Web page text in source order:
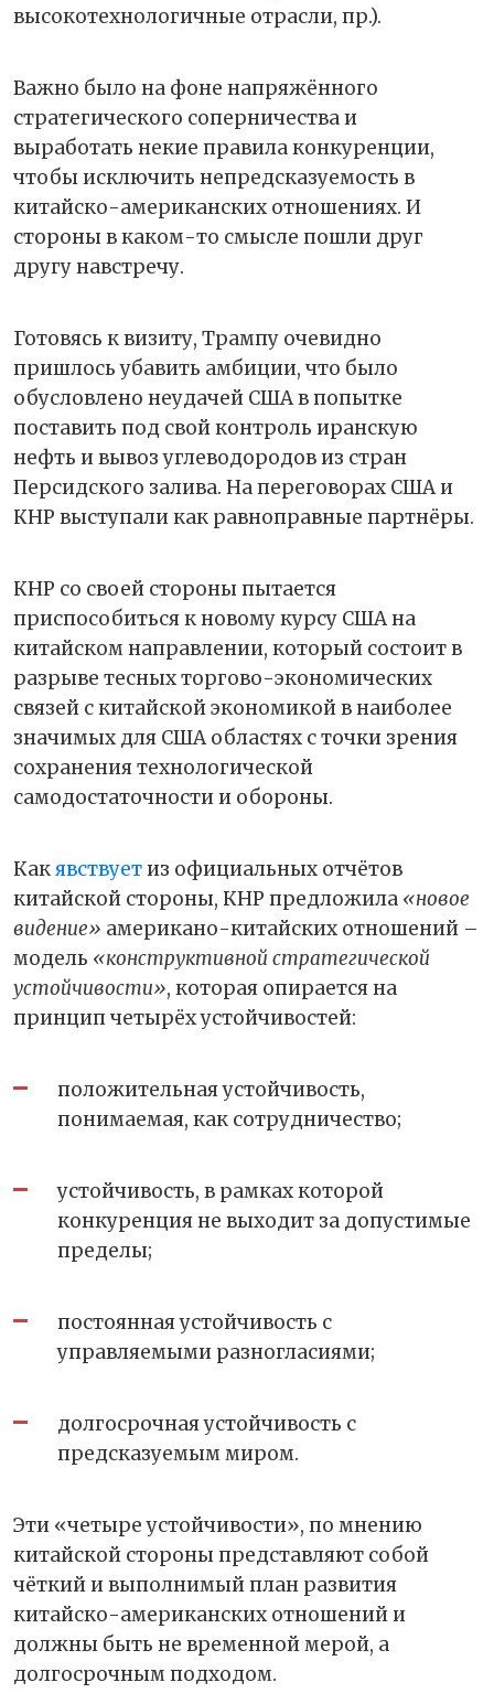
высокотехнологичные отрасли, пр.).
Важно было на фоне напряжённого
стратегического соперничества и
выработать некие правила конкуренции,
чтобы исключить непредсказуемость в
китайско-американских отношениях. И
стороны в каком-то смысле пошли друг
другу навстречу.
Готовясь к визиту, Трампу очевидно
пришлось убавить амбиции, что было
обусловлено неудачей США в попытке
поставить под свой контроль иранскую
нефть и вывоз углеводородов из стран
Персидского залива. На переговорах США и
КНР выступали как равноправные партнёры.
КНР со своей стороны пытается
приспособиться к новому курсу США на
китайском направлении, который состоит в
разрыве тесных торгово-экономических
связей с китайской экономикой в наиболее
значимых для США областях с точки зрения
сохранения технологической
самодостаточности и обороны.
Какявствуетиз официальных отчётов
китайской стороны, КНР предложила «новое
видение» американо-китайских отношений –
модель «конструктивной стратегической
устойчивости», которая опирается на
принцип четырёх устойчивостей:
положительная устойчивость,
понимаемая, как сотрудничество;
устойчивость, в рамках которой
конкуренция не выходит за допустимые
пределы;
постоянная устойчивость с
управляемыми разногласиями;
долгосрочная устойчивость с
предсказуемым миром.
Эти «четыре устойчивости», по мнению
китайской стороны представляют собой
чёткий и выполнимый план развития
китайско-американских отношений и
должны быть не временной мерой, а
долгосрочным подходом.